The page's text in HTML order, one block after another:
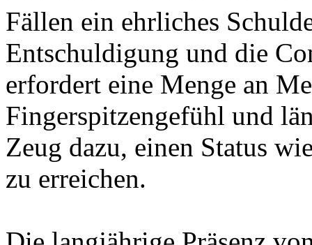
Fällen ein ehrliches
Entschuldigung und die
erfordert eine Menge an
Fingerspitzengefühl und
Zeug dazu, einen Status
zu erreichen.